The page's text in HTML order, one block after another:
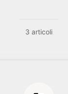
3 articoli